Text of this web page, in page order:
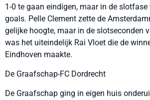
1-0 te gaan eindigen, maar in de
goals. Pelle Clement zette de
gelijke hoogte, maar in de slotseconden
was het uiteindelijk Rai Vloet die de
Eindhoven maakte.
De Graafschap-FC Dordrecht
De Graafschap ging in eigen huis